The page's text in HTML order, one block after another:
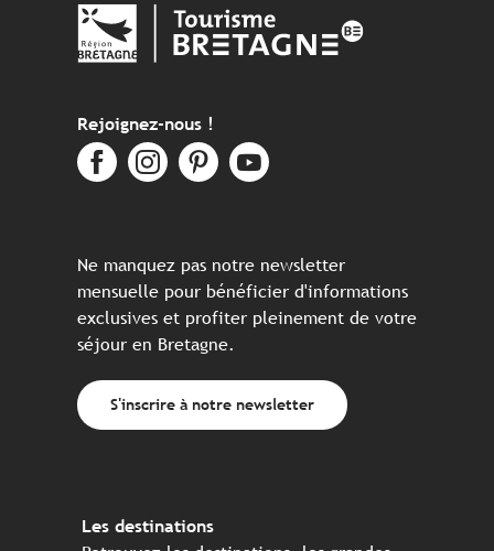
Rejoignez-nous !
Ne manquez pas notre newsletter
mensuelle pour bénéficier d'informations
exclusives et profiter pleinement de votre
séjour en Bretagne.
S'inscrire à notre newsletter
Les destinations